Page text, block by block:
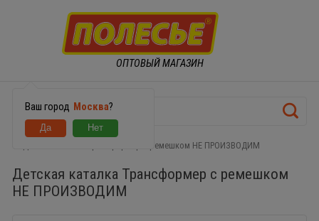
ОПТОВЫЙ МАГАЗИН
Ваш город Москва?
Детская каталка Трансформер с ремешком НЕ ПРОИЗВОДИМ
Детская каталка Трансформер с ремешком
НЕ ПРОИЗВОДИМ